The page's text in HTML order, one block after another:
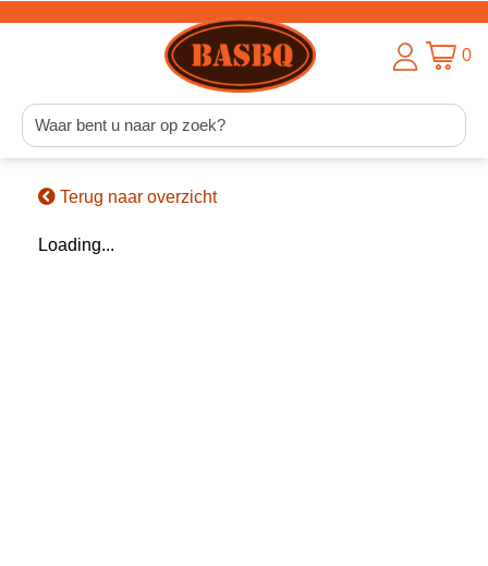
0
Terug naar overzicht
Loading...